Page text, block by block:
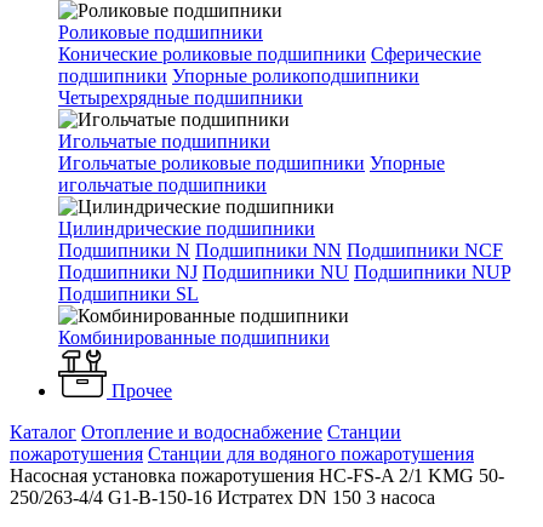
Роликовые подшипники
Конические роликовые подшипники Сферические
подшипники Упорные роликоподшипники
Четырехрядные подшипники
Игольчатые подшипники
Игольчатые роликовые подшипники Упорные
игольчатые подшипники
Цилиндрические подшипники
Подшипники N Подшипники NN Подшипники NCF
Подшипники NJ Подшипники NU Подшипники NUP
Подшипники SL
Комбинированные подшипники
Прочее
Каталог Отопление и водоснабжение Станции
пожаротушения Станции для водяного пожаротушения
Насосная установка пожаротушения HC-FS-A 2/1 KMG 50-
250/263-4/4 G1-B-150-16 Истратех DN 150 3 насоса